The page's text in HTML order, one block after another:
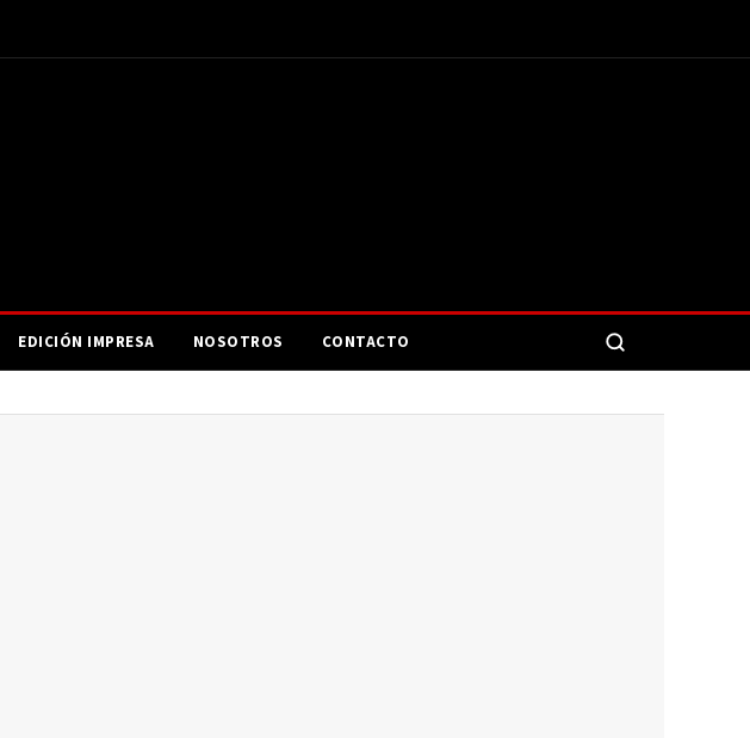
EDICIÓN IMPRESA NOSOTROS CONTACTO